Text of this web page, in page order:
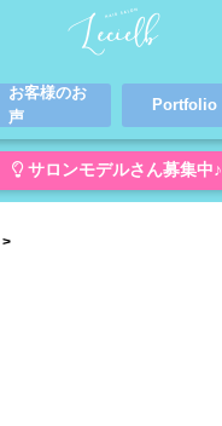
お客様のお
声
Portfolio
サロンモデルさん募集中♪